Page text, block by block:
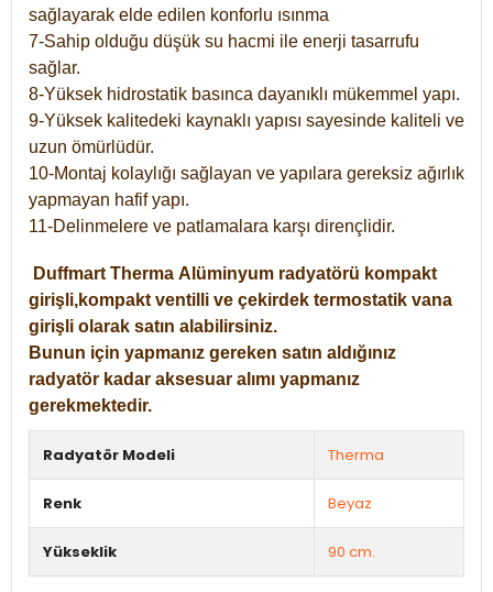
sağlayarak elde edilen konforlu ısınma
7-Sahip olduğu düşük su hacmi ile enerji tasarrufu
sağlar.
8-Yüksek hidrostatik basınca dayanıklı mükemmel yapı.
9-Yüksek kalitedeki kaynaklı yapısı sayesinde kaliteli ve
uzun ömürlüdür.
10-Montaj kolaylığı sağlayan ve yapılara gereksiz ağırlık
yapmayan hafif yapı.
11-Delinmelere ve patlamalara karşı dirençlidir.
Duffmart Therma Alüminyum radyatörü kompakt
girişli,kompakt ventilli ve çekirdek termostatik vana
girişli olarak satın alabilirsiniz.
Bunun için yapmanız gereken satın aldığınız
radyatör kadar aksesuar alımı yapmanız
gerekmektedir.
Radyatör Modeli Therma
Renk Beyaz
Yükseklik 90 cm.